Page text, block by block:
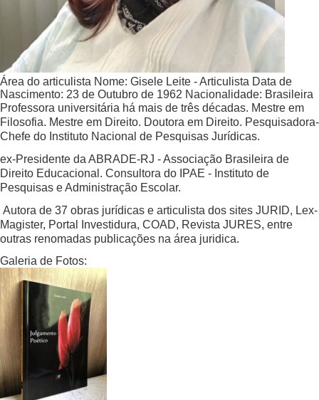
Área do articulista Nome: Gisele Leite - Articulista Data de
Nascimento: 23 de Outubro de 1962 Nacionalidade: Brasileira
Professora universitária há mais de três décadas. Mestre em
Filosofia. Mestre em Direito. Doutora em Direito. Pesquisadora-
Chefe do Instituto Nacional de Pesquisas Jurídicas.
ex-Presidente da ABRADE-RJ - Associação Brasileira de
Direito Educacional. Consultora do IPAE - Instituto de
Pesquisas e Administração Escolar.
Autora de 37 obras jurídicas e articulista dos sites JURID, Lex-
Magister, Portal Investidura, COAD, Revista JURES, entre
outras renomadas publicações na área juridica.
Galeria de Fotos: